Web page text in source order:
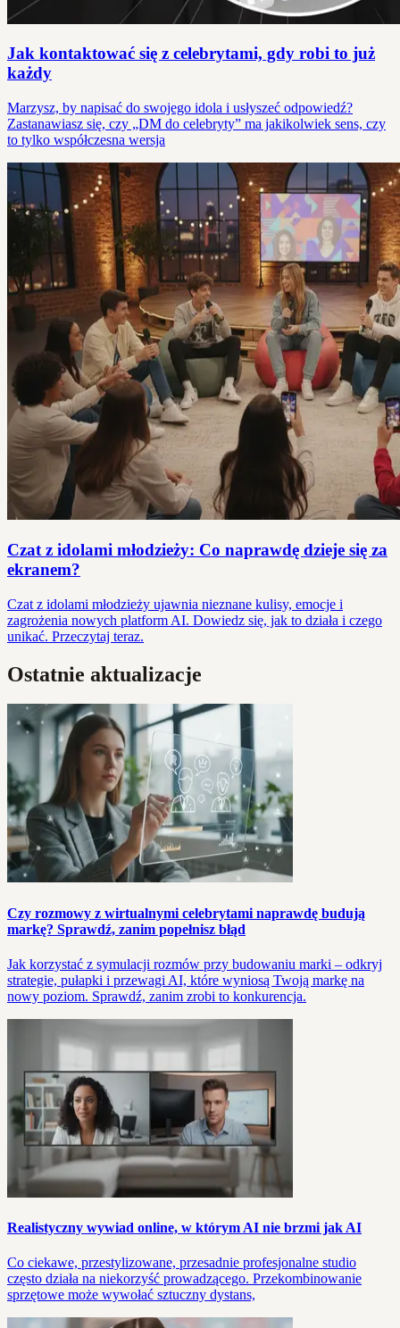
Jak kontaktować się z celebrytami, gdy robi to już
każdy
Marzysz, by napisać do swojego idola i usłyszeć odpowiedź?
Zastanawiasz się, czy „DM do celebryty” ma jakikolwiek sens, czy
to tylko współczesna wersja
Czat z idolami młodzieży: Co naprawdę dzieje się za
ekranem?
Czat z idolami młodzieży ujawnia nieznane kulisy, emocje i
zagrożenia nowych platform AI. Dowiedz się, jak to działa i czego
unikać. Przeczytaj teraz.
Ostatnie aktualizacje
Czy rozmowy z wirtualnymi celebrytami naprawdę budują
markę? Sprawdź, zanim popełnisz błąd
Jak korzystać z symulacji rozmów przy budowaniu marki – odkryj
strategie, pułapki i przewagi AI, które wyniosą Twoją markę na
nowy poziom. Sprawdź, zanim zrobi to konkurencja.
Realistyczny wywiad online, w którym AI nie brzmi jak AI
Co ciekawe, przestylizowane, przesadnie profesjonalne studio
często działa na niekorzyść prowadzącego. Przekombinowanie
sprzętowe może wywołać sztuczny dystans,